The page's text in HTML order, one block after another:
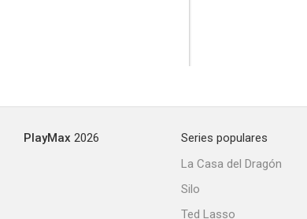
PlayMax 2026
Series populares
La Casa del Dragón
Silo
Ted Lasso